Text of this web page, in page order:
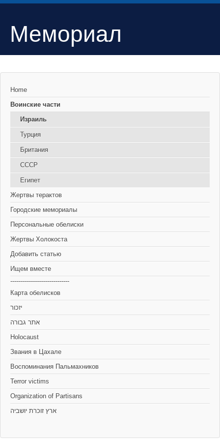
Мемориал
Home
Воинские части
Израиль
Турция
Британия
СССР
Египет
Жертвы терактов
Городские мемориалы
Персональные обелиски
Жертвы Холокоста
Добавить статью
Ищем вместе
------------------------------
Карта обелисков
יזכור
אתר גבורה
Holocaust
Звания в Цахале
Воспоминания Пальмахников
Terror victims
Organization of Partisans